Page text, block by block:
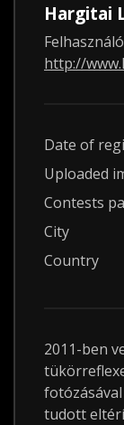
Hargitai
Felhasználó
http://
Date of
Uploaded
Contests
City
Country
2011-ben
tudott